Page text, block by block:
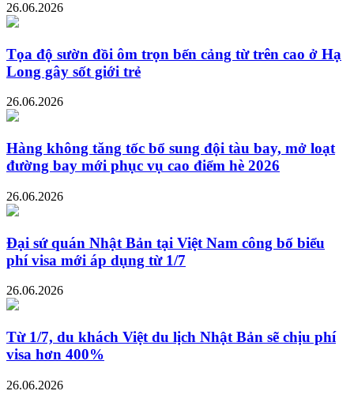
26.06.2026
Tọa độ sườn đồi ôm trọn bến cảng từ trên cao ở Hạ
Long gây sốt giới trẻ
26.06.2026
Hàng không tăng tốc bổ sung đội tàu bay, mở loạt
đường bay mới phục vụ cao điểm hè 2026
26.06.2026
Đại sứ quán Nhật Bản tại Việt Nam công bố biểu
phí visa mới áp dụng từ 1/7
26.06.2026
Từ 1/7, du khách Việt du lịch Nhật Bản sẽ chịu phí
visa hơn 400%
26.06.2026